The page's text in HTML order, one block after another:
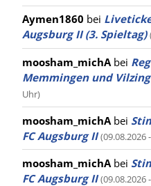
Aymen1860 bei
Augsburg II (3. Spieltag)
moosham_michA bei
Memmingen und
Uhr)
moosham_michA bei
FC Augsburg II (09.08.2026
moosham_michA bei
FC Augsburg II (09.08.2026